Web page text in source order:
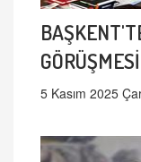
GÖRÜŞMESİ
5 Kasım 2025